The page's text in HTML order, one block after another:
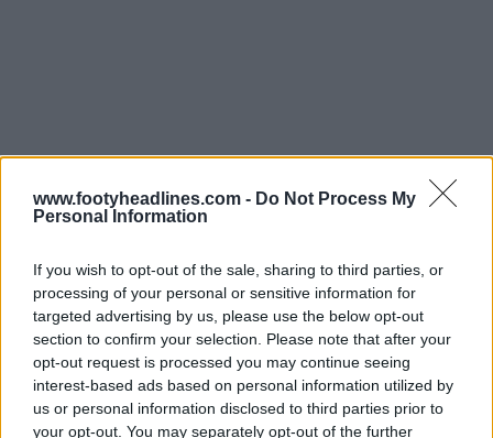
www.footyheadlines.com - Do Not Process My
Personal Information
If you wish to opt-out of the sale, sharing to third parties, or
processing of your personal or sensitive information for
targeted advertising by us, please use the below opt-out
section to confirm your selection. Please note that after your
opt-out request is processed you may continue seeing
interest-based ads based on personal information utilized by
us or personal information disclosed to third parties prior to
your opt-out. You may separately opt-out of the further
Fabricado pela Adidas. Gostas da camisa titular do
Anderlecht? Deixa-nos um comentário abaixo e
dá
camisas 26-27
Mostrar Comentários
Anderlecht Belgian First Division Camisas
adidas